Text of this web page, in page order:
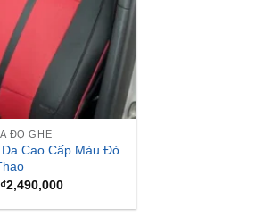
ĐỘ GHẾ
Cao Cấp Màu Đỏ
Giá
là:
₫2,490,000Giá
tại